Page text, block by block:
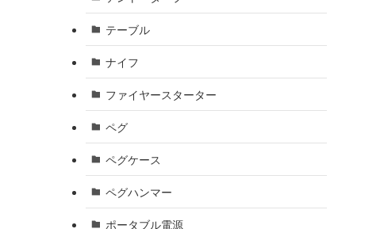
テーブル
ナイフ
ファイヤースターター
ペグ
ペグケース
ペグハンマー
ポータブル電源